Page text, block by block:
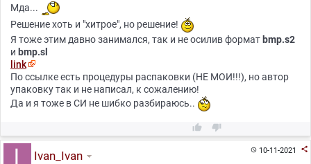
Мда...
Решение хоть и "хитрое", но решение!
Я тоже этим давно занимался, так и не осилив формат bmp.s2
и bmp.sl
link
По ссылке есть процедуры распаковки (НЕ МОИ!!!), но автор
упаковку так и не написал, к сожалению!
Да и я тоже в СИ не шибко разбираюсь..
 
10-11-2021 
Ivan_Ivan